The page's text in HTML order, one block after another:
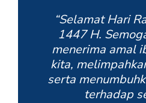
“Selamat Hari
1447 H.
menerima amal
kita,
serta
terhadap